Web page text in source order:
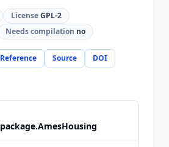
LicenseGPL-2
Needs compilation no
Reference Source
DOI